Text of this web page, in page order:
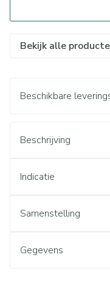
Bekijk alle
Beschikbare
Beschrijving
Indicatie
Samenstelling
Gegevens